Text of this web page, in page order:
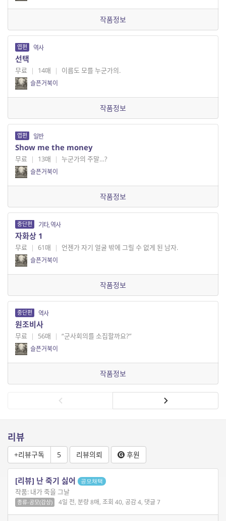
작품정보
엽편 역사
선택
무료 | 14매 | 이름도 모를 누군가의.
슬픈거북이
작품정보
엽편 일반
Show me the money
무료 | 13매 | 누군가의 주말…?
슬픈거북이
작품정보
중단편 기타, 역사
자화상 1
무료 | 61매 | 언젠가 자기 얼굴 밖에 그릴 수 없게 된 남자.
슬픈거북이
작품정보
중단편 역사
원조비사
무료 | 56매 | “군사회의를 소집할까요?”
슬픈거북이
작품정보
리뷰
+리뷰구독 5 리뷰의뢰 후원
[리뷰] 난 죽기 싫어 공모채택
작품: 내가 죽을 그날
종류-공모(감상) 4일 전, 분량 8매, 조회 40, 공감 4, 댓글 7